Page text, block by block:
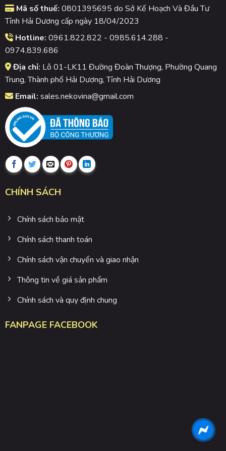
Mã số thuế: 0801395695 do Sở Kế Hoạch Và Đầu Tư
Tỉnh Hải Dương cấp ngày 18/04/2023
Hotline: 0961.822.822 - 0985.614.288 -
0974.839.686
Địa chỉ: Lô 01-LK11 Đường Đoàn Thượng, Phường Quang
Trung, Thành phố Hải Dương, Tỉnh Hải Dương
Email: sales.nekovina@gmail.com
CHÍNH SÁCH
Chính sách bảo mật
Chính sách thanh toán
Chính sách vận chuyển và giao nhận
Thông tin về giá sản phẩm
Chính sách và quy định chung
FANPAGE FACEBOOK